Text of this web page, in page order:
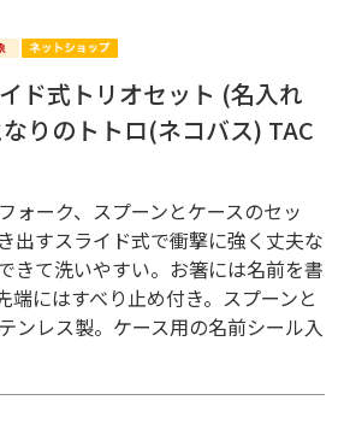
ド式トリオセット (名入れ
りのトトロ(ネコバス) TAC
ォーク、スプーンとケースのセッ
出すスライド式で衝撃に強く丈夫な
きて洗いやすい。お箸には名前を書
端にはすべり止め付き。スプーンと
ンレス製。ケース用の名前シール入